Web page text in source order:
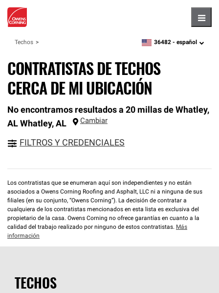
Techos zipcode,language
36482 - español
CONTRATISTAS DE TECHOS
CERCA DE MI UBICACIÓN
No encontramos resultados a 20 millas de Whatley,
AL Whatley, AL Cambiar
FILTROS Y CREDENCIALES
Los contratistas que se enumeran aquí son independientes y no están
asociados a Owens Corning Roofing and Asphalt, LLC ni a ninguna de sus
filiales (en su conjunto, “Owens Corning”). La decisión de contratar a
cualquiera de los contratistas mencionados en esta lista es exclusiva del
propietario de la casa. Owens Corning no ofrece garantías en cuanto a la
calidad del trabajo realizado por ninguno de estos contratistas. Más
información
TECHOS